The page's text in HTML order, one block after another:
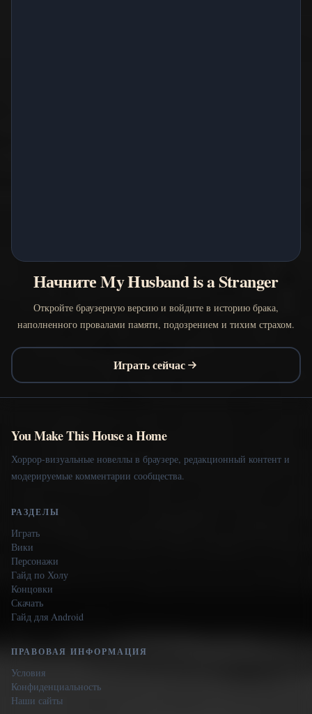
Начните My Husband is a Stranger
Откройте браузерную версию и войдите в историю брака,
наполненного провалами памяти, подозрением и тихим страхом.
Играть сейчас
You Make This House a Home
Хоррор-визуальные новеллы в браузере, редакционный контент и
модерируемые комментарии сообщества.
РАЗДЕЛЫ
Играть
Вики
Персонажи
Гайд по Холу
Концовки
Скачать
Гайд для Android
ПРАВОВАЯ ИНФОРМАЦИЯ
Условия
Конфиденциальность
Наши сайты